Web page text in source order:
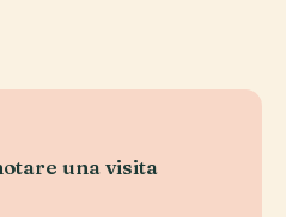
una visita